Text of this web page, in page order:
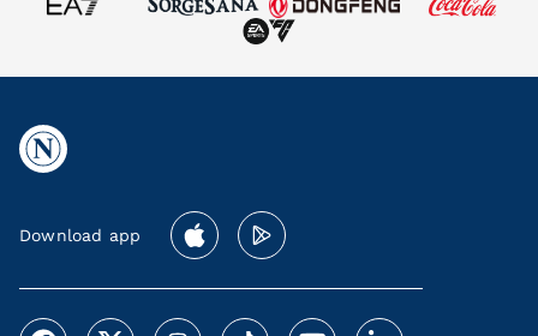
Download app